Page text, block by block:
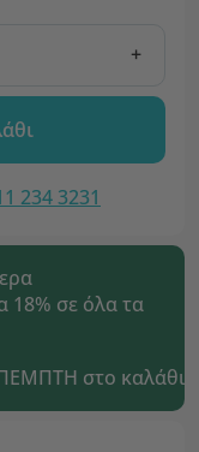
+
234 3231
18% σε όλα τα
στο καλάθι